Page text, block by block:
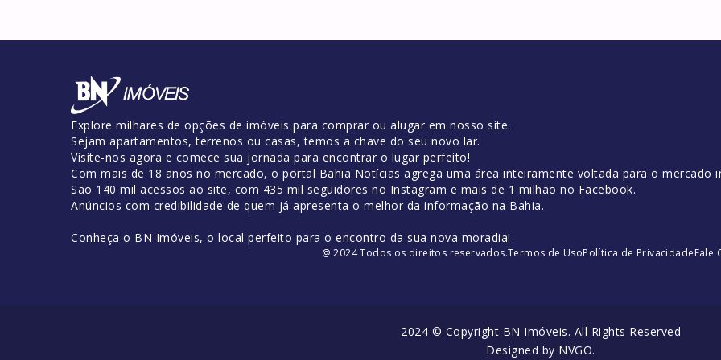
Explore milhares de opções de imóveis para comprar ou alugar em nosso site.
Sejam apartamentos, terrenos ou casas, temos a chave do seu novo lar.
Visite-nos agora e comece sua jornada para encontrar o lugar perfeito!
Com mais de 18 anos no mercado, o portal Bahia Notícias agrega uma área inteiramente voltada para o mercado
São 140 mil acessos ao site, com 435 mil seguidores no Instagram e mais de 1 milhão no Facebook.
Anúncios com credibilidade de quem já apresenta o melhor da informação na Bahia.
Conheça o BN Imóveis, o local perfeito para o encontro da sua nova moradia!
@ 2024 Todos os direitos reservados.Termos de UsoPolítica de PrivacidadeFale
2024 © Copyright BN Imóveis. All Rights Reserved
Designed by NVGO.